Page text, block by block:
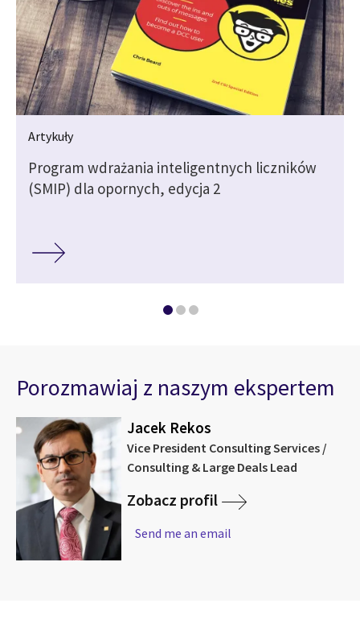
Artykuły
Program wdrażania inteligentnych liczników
(SMIP) dla opornych, edycja 2
Porozmawiaj z naszym ekspertem
Jacek Rekos
Vice President Consulting Services /
Consulting & Large Deals Lead
Zobacz profil
Send me an email